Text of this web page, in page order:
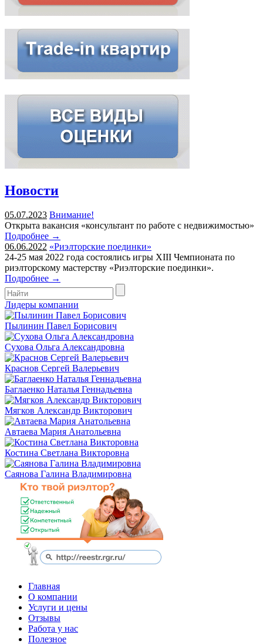
Новости
05.07.2023 Внимание!
Открыта вакансия «консультант по работе с недвижимостью»
Подробнее →
06.06.2022 «Риэлторские поединки»
24-25 мая 2022 года состоялись игры XIII Чемпионата по
риэлторскому мастерству «Риэлторские поединки».
Подробнее →
Лидеры компании
Пылинин Павел Борисович
Сухова Ольга Александровна
Краснов Сергей Валерьевич
Баглаенко Наталья Геннадьевна
Мягков Александр Викторович
Автаева Мария Анатольевна
Костина Светлана Викторовна
Саянова Галина Владимировна
Главная
О компании
Услуги и цены
Отзывы
Работа у нас
Полезное